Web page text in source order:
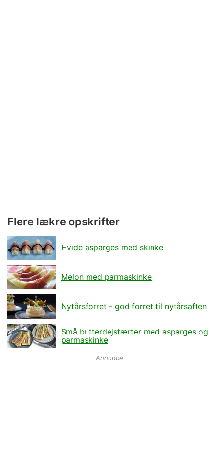
Flere lækre opskrifter
Hvide asparges med skinke
Melon med parmaskinke
Nytårsforret - god forret til nytårsaften
Små butterdejstærter med asparges og
parmaskinke
Annonce